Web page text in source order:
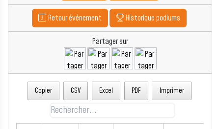
Retour événement Historique podiums
Partager sur
Copier CSV Excel PDF Imprimer